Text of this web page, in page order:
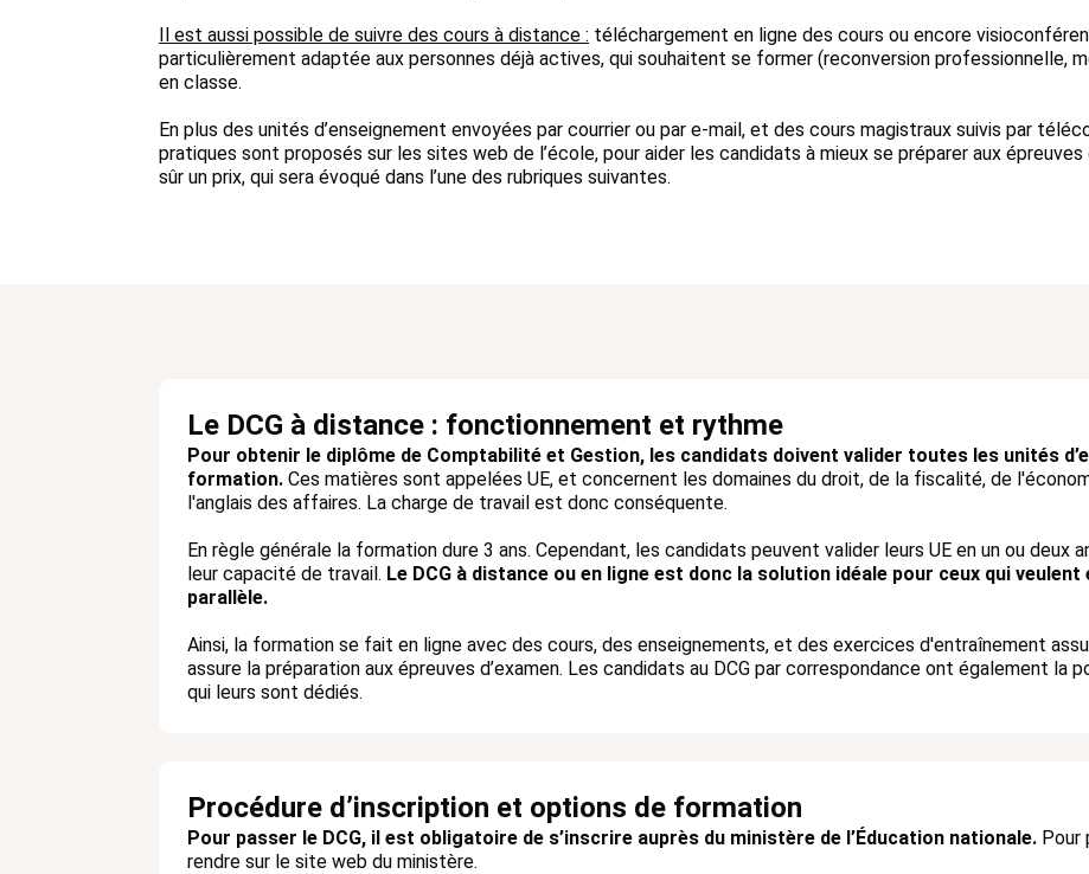
Il est aussi possible de suivre des cours à distance : téléchargement en ligne des cours ou encore
particulièrement adaptée aux personnes déjà actives, qui souhaitent se former (reconversion professionnelle,
en classe.
En plus des unités d’enseignement envoyées par courrier ou par e-mail, et des cours magistraux suivis par
pratiques sont proposés sur les sites web de l’école, pour aider les candidats à mieux se préparer aux épreuves
sûr un prix, qui sera évoqué dans l’une des rubriques suivantes.
Le DCG à distance : fonctionnement et rythme
Pour obtenir le diplôme de Comptabilité et Gestion, les candidats doivent valider toutes les unités
formation. Ces matières sont appelées UE, et concernent les domaines du droit, de la fiscalité, de
l'anglais des affaires. La charge de travail est donc conséquente.
En règle générale la formation dure 3 ans. Cependant, les candidats peuvent valider leurs UE en un ou deux
leur capacité de travail. Le DCG à distance ou en ligne est donc la solution idéale pour ceux qui
parallèle.
Ainsi, la formation se fait en ligne avec des cours, des enseignements, et des exercices d'entraînement
assure la préparation aux épreuves d’examen. Les candidats au DCG par correspondance ont également la
qui leurs sont dédiés.
Procédure d’inscription et options de formation
Pour passer le DCG, il est obligatoire de s’inscrire auprès du ministère de l’Éducation nationale. Pour
rendre sur le site web du ministère.